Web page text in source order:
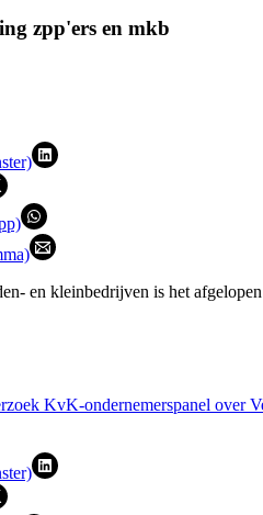
zpp'ers en mkb
en kleinbedrijven is het
KvK-ondernemerspanel over